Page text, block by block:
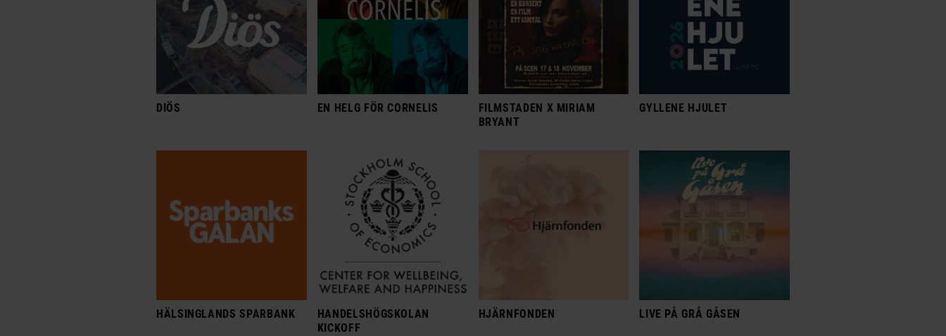
DIÖS EN HELG FÖR CORNELIS
FILMSTADEN X MIRIAM
BRYANT
GYLLENE HJULET
HÄLSINGLANDS SPARBANK
HANDELSHÖGSKOLAN
KICKOFF
HJÄRNFONDEN LIVE PÅ GRÅ GÅSEN